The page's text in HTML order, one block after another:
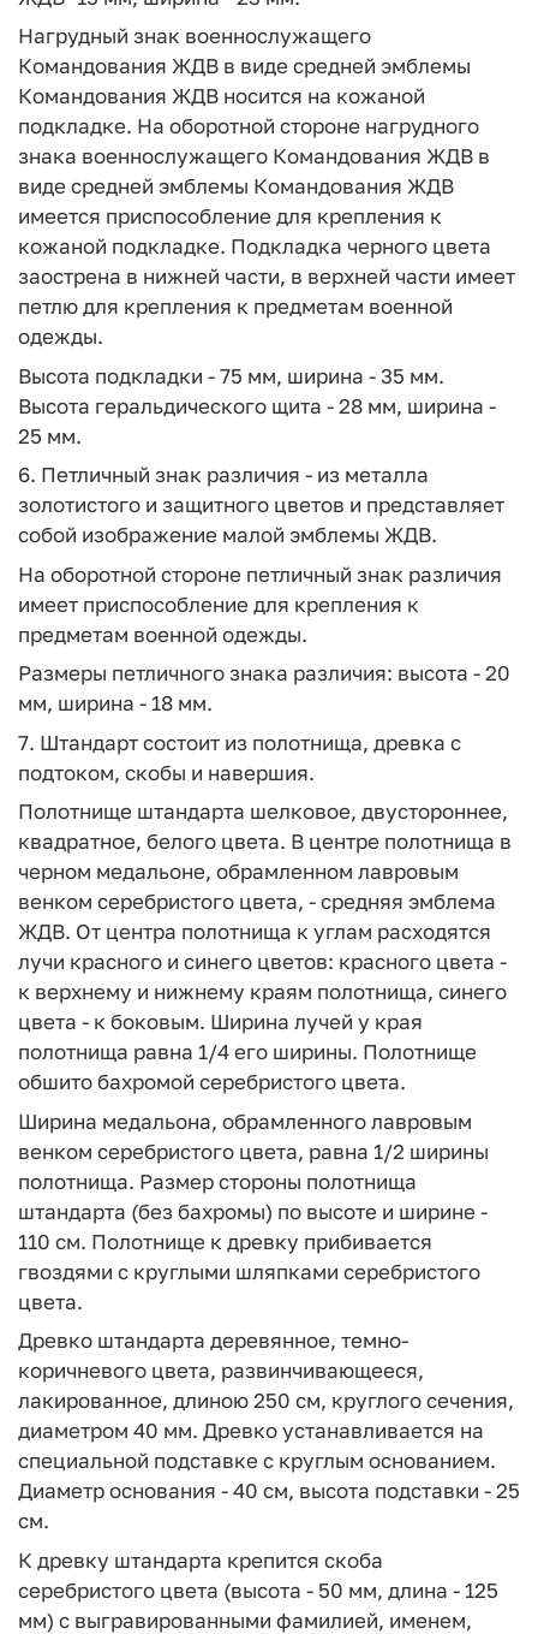
Нагрудный знак военнослужащего
Командования ЖДВ в виде средней эмблемы
Командования ЖДВ носится на кожаной
подкладке. На оборотной стороне нагрудного
знака военнослужащего Командования ЖДВ в
виде средней эмблемы Командования ЖДВ
имеется приспособление для крепления к
кожаной подкладке. Подкладка черного цвета
заострена в нижней части, в верхней части имеет
петлю для крепления к предметам военной
одежды.
Высота подкладки - 75 мм, ширина - 35 мм.
Высота геральдического щита - 28 мм, ширина -
25 мм.
6. Петличный знак различия - из металла
золотистого и защитного цветов и представляет
собой изображение малой эмблемы ЖДВ.
На оборотной стороне петличный знак различия
имеет приспособление для крепления к
предметам военной одежды.
Размеры петличного знака различия: высота - 20
мм, ширина - 18 мм.
7. Штандарт состоит из полотнища, древка с
подтоком, скобы и навершия.
Полотнище штандарта шелковое, двустороннее,
квадратное, белого цвета. В центре полотнища в
черном медальоне, обрамленном лавровым
венком серебристого цвета, - средняя эмблема
ЖДВ. От центра полотнища к углам расходятся
лучи красного и синего цветов: красного цвета -
к верхнему и нижнему краям полотнища, синего
цвета - к боковым. Ширина лучей у края
полотнища равна 1/4 его ширины. Полотнище
обшито бахромой серебристого цвета.
Ширина медальона, обрамленного лавровым
венком серебристого цвета, равна 1/2 ширины
полотнища. Размер стороны полотнища
штандарта (без бахромы) по высоте и ширине -
110 см. Полотнище к древку прибивается
гвоздями с круглыми шляпками серебристого
цвета.
Древко штандарта деревянное, темно-
коричневого цвета, развинчивающееся,
лакированное, длиною 250 см, круглого сечения,
диаметром 40 мм. Древко устанавливается на
специальной подставке с круглым основанием.
Диаметр основания - 40 см, высота подставки - 25
см.
К древку штандарта крепится скоба
серебристого цвета (высота - 50 мм, длина - 125
мм) с выгравированными фамилией, именем,